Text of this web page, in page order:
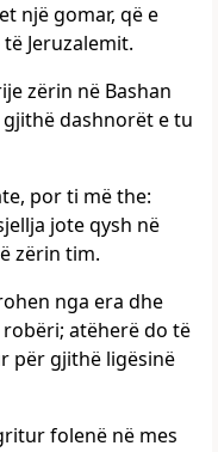
një gomar, që e
Jeruzalemit.
zërin në Bashan
dashnorët e tu
por ti më the:
jote qysh në
zërin tim.
nga era dhe
atëherë do të
për gjithë ligësinë
folenë në mes